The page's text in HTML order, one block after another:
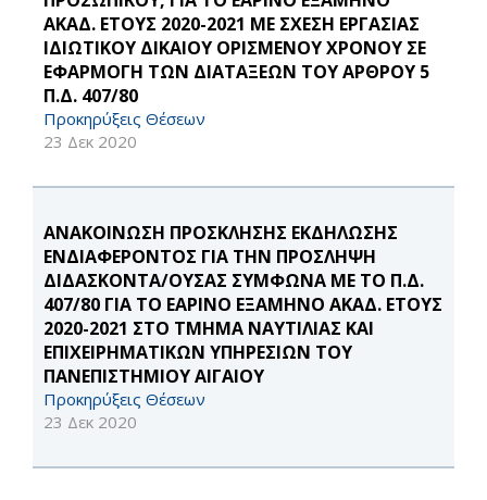
ΑΚΑΔ. ΕΤΟΥΣ 2020-2021 ΜΕ ΣΧΕΣΗ ΕΡΓΑΣΙΑΣ
ΙΔΙΩΤΙΚΟΥ ΔΙΚΑΙΟΥ ΟΡΙΣΜΕΝΟΥ ΧΡΟΝΟΥ ΣΕ
ΕΦΑΡΜΟΓΗ ΤΩΝ ΔΙΑΤΑΞΕΩΝ ΤΟΥ ΑΡΘΡΟΥ 5
Π.Δ. 407/80
Προκηρύξεις Θέσεων
23 Δεκ 2020
ΑΝΑΚΟΙΝΩΣΗ ΠΡΟΣΚΛΗΣΗΣ ΕΚΔΗΛΩΣΗΣ
ΕΝΔΙΑΦΕΡΟΝΤΟΣ ΓΙΑ ΤΗΝ ΠΡΟΣΛΗΨΗ
ΔΙΔΑΣΚΟΝΤΑ/ΟΥΣΑΣ ΣΥΜΦΩΝΑ ΜΕ ΤΟ Π.Δ.
407/80 ΓΙΑ ΤΟ ΕΑΡΙΝΟ ΕΞΑΜΗΝΟ ΑΚΑΔ. ΕΤΟΥΣ
2020-2021 ΣΤΟ ΤΜΗΜΑ ΝΑΥΤΙΛΙΑΣ ΚΑΙ
ΕΠΙΧΕΙΡΗΜΑΤΙΚΩΝ ΥΠΗΡΕΣΙΩΝ ΤΟΥ
ΠΑΝΕΠΙΣΤΗΜΙΟΥ ΑΙΓΑΙΟΥ
Προκηρύξεις Θέσεων
23 Δεκ 2020